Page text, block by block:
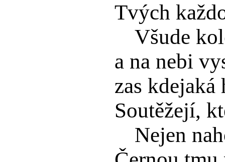
Tvých
Všude
a na nebi
zas kdejaká
Soutěžejí,
Nejen